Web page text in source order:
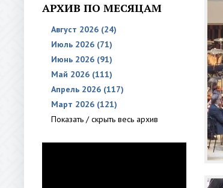
АРХИВ ПО МЕСЯЦАМ
Август 2026 (24)
Июль 2026 (71)
Июнь 2026 (91)
Май 2026 (111)
Апрель 2026 (117)
Март 2026 (121)
Показать / скрыть весь архив